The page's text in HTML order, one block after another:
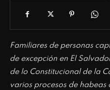
Familiares de personas
de excepción en El
de lo Constitucional de la
varios procesos de